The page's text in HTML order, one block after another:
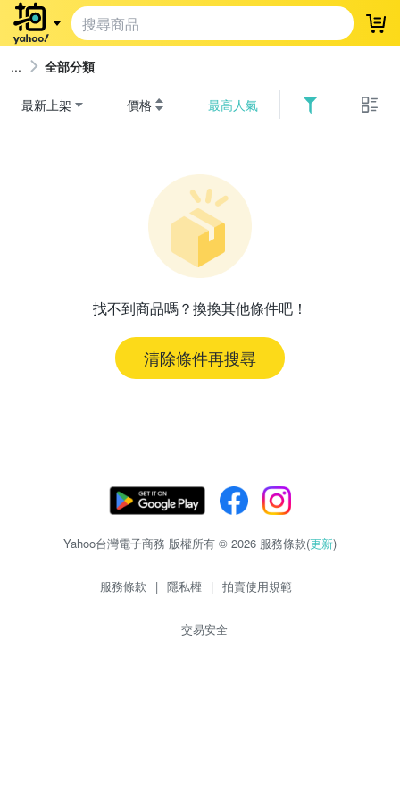
登
全部分類
最新上架 價格 最高人氣
找不到商品嗎？換換其他條件吧！
清除條件再搜尋
Yahoo台灣電子商務 版權所有 © 2026 服務條款(更新)
服務條款 | 隱私權 | 拍賣使用規範
交易安全